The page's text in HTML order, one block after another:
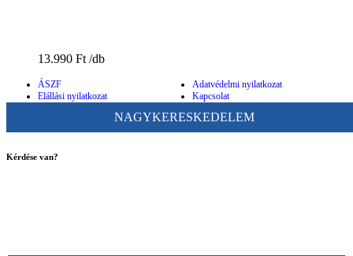
13.990 Ft
ÁSZF
Adatvédelmi nyilatkozat
Elállási nyilatkozat
Kapcsolat
NAGYKERESKEDELEM
Kérdése van?